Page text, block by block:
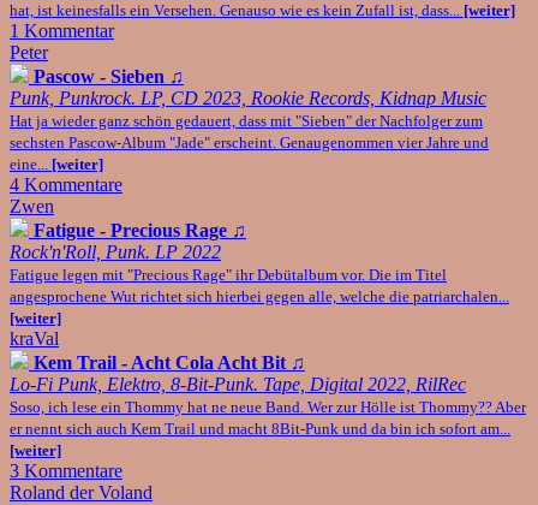
hat, ist keinesfalls ein Versehen. Genauso wie es kein Zufall ist, dass... [weiter]
1 Kommentar
Peter
Pascow - Sieben ♫
Punk, Punkrock. LP, CD 2023, Rookie Records, Kidnap Music
Hat ja wieder ganz schön gedauert, dass mit "Sieben" der Nachfolger zum
sechsten Pascow-Album "Jade" erscheint. Genaugenommen vier Jahre und
eine... [weiter]
4 Kommentare
Zwen
Fatigue - Precious Rage ♫
Rock'n'Roll, Punk. LP 2022
Fatigue legen mit "Precious Rage" ihr Debütalbum vor. Die im Titel
angesprochene Wut richtet sich hierbei gegen alle, welche die patriarchalen...
[weiter]
kraVal
Kem Trail - Acht Cola Acht Bit ♫
Lo-Fi Punk, Elektro, 8-Bit-Punk. Tape, Digital 2022, RilRec
Soso, ich lese ein Thommy hat ne neue Band. Wer zur Hölle ist Thommy?? Aber
er nennt sich auch Kem Trail und macht 8Bit-Punk und da bin ich sofort am...
[weiter]
3 Kommentare
Roland der Voland